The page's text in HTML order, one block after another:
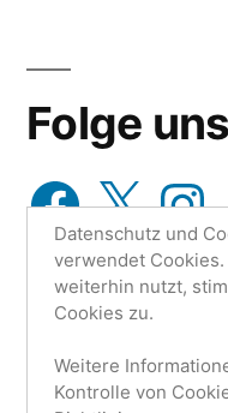
Folge uns
Facebook
X
Research Unit One |
WordPress.
Datenschutz und
verwendet
weiterhin nutzt,
Cookies zu.
Weitere
Kontrolle von